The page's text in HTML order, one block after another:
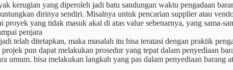
kerugian yang diperoleh jadi batu sandungan waktu pengadaan
dirinya sendiri. Misalnya untuk pencarian supplier atau
proyek yang tidak masuk akal di atas value sebenarnya, yang sama-
penjara
telah ditetapkan, maka masalah itu bisa teratasi dengan praktik
pun dapat melakukan prosedur yang tepat dalam penyediaan
umum. bisa melakukan langkah yang pas dalam penyediaan barang